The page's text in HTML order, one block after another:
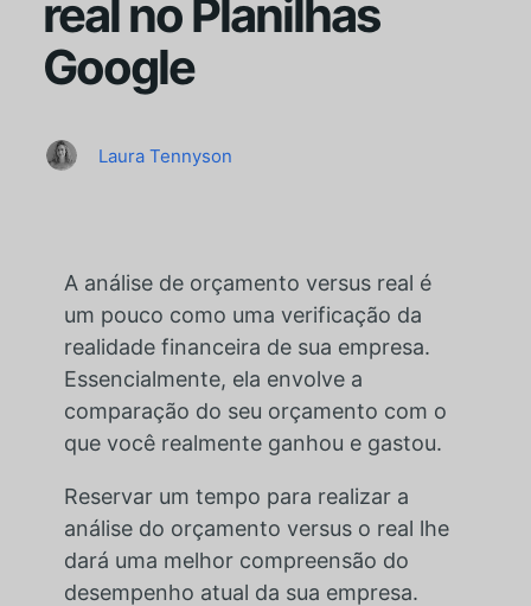
real no Planilhas
Google
Laura Tennyson
A análise de orçamento versus real é
um pouco como uma verificação da
realidade financeira de sua empresa.
Essencialmente, ela envolve a
comparação do seu orçamento com o
que você realmente ganhou e gastou.
Reservar um tempo para realizar a
análise do orçamento versus o real lhe
dará uma melhor compreensão do
desempenho atual da sua empresa.